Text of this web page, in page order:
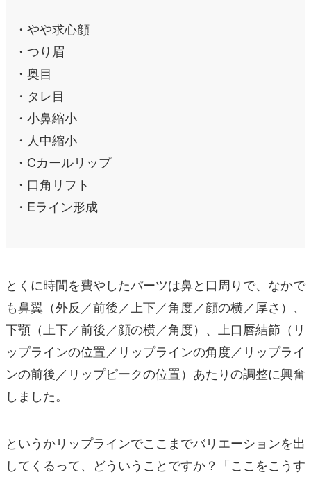
・やや求心顔
・つり眉
・奥目
・タレ目
・小鼻縮小
・人中縮小
・Cカールリップ
・口角リフト
・Eライン形成
とくに時間を費やしたパーツは鼻と口周りで、なかで
も鼻翼（外反／前後／上下／角度／顔の横／厚さ）、
下顎（上下／前後／顔の横／角度）、上口唇結節（リ
ップラインの位置／リップラインの角度／リップライ
ンの前後／リップピークの位置）あたりの調整に興奮
しました。
というかリップラインでここまでバリエーションを出
してくるって、どういうことですか？「ここをこうす